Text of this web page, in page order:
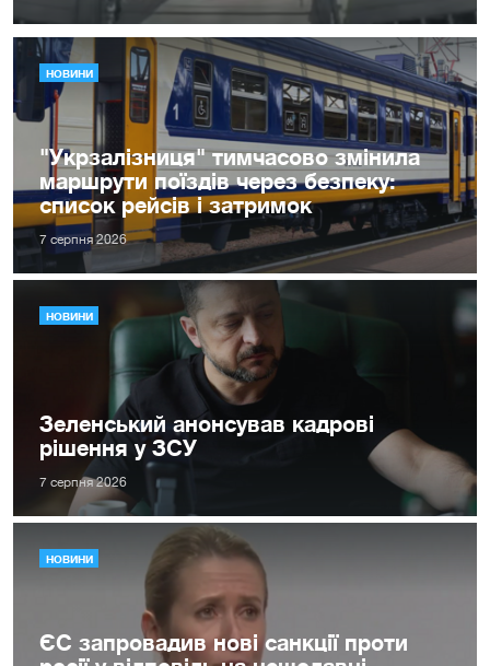
НОВИНИ
"Укрзалізниця" тимчасово змінила
маршрути поїздів через безпеку:
список рейсів і затримок
7 серпня 2026
НОВИНИ
Зеленський анонсував кадрові
рішення у ЗСУ
7 серпня 2026
НОВИНИ
ЄС запровадив нові санкції проти